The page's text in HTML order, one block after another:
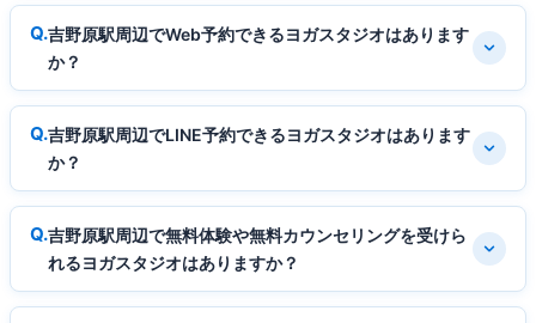
吉野原駅周辺でWeb予約できるヨガスタジオはあります
か？
吉野原駅周辺でLINE予約できるヨガスタジオはあります
か？
吉野原駅周辺で無料体験や無料カウンセリングを受けら
れるヨガスタジオはありますか？